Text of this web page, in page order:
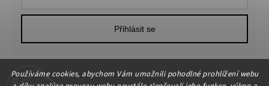
Používáme cookies, abychom Vám umožnili pohodlné prohlížení webu
Přihlásit se